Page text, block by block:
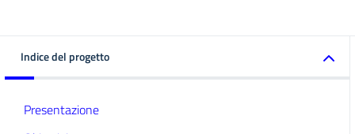
Indice del progetto
Presentazione